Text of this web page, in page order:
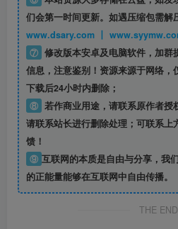
们会第一时间更新。如遇压缩包需解
www.dsary.com 丨
⑦ 修改版本安卓及电脑软件，加群
信息 ，注意鉴别！资源来源于网络
下载后24小时内删除；
⑧ 若作商业用途，请联系原作者授
请联系站长进行删除处理；可联系上
馈！
⑨ 互联网的本质是自由与分享，我
的正能量能够在互联网中自由传播。
THE END